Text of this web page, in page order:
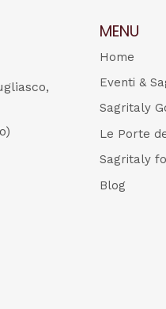
MENU
Home
Eventi &
Sagritaly
Le Porte
Sagritaly
Blog